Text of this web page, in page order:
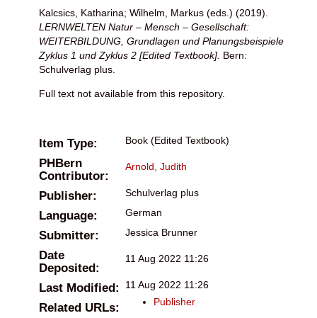
Kalcsics, Katharina; Wilhelm, Markus (eds.) (2019).
LERNWELTEN Natur – Mensch – Gesellschaft:
WEITERBILDUNG, Grundlagen und Planungsbeispiele
Zyklus 1 und Zyklus 2 [Edited Textbook]. Bern:
Schulverlag plus.
Full text not available from this repository.
Item Type: Book (Edited Textbook)
PHBern
Contributor:
Arnold, Judith
Publisher: Schulverlag plus
Language: German
Submitter: Jessica Brunner
Date
Deposited:
11 Aug 2022 11:26
Last Modified: 11 Aug 2022 11:26
Related URLs: Publisher